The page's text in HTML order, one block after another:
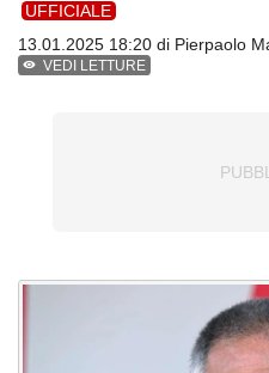
UFFICIALE
13.01.2025 18:20 di Pierpaolo
VEDI LETTURE